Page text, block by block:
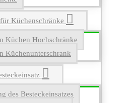
Küchenschränke
Küchen Hochschränke
Küchenunterschrank
des Besteckeinsatzes